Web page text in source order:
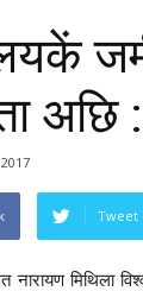
अछि
Tweet
नारायण मिथिला